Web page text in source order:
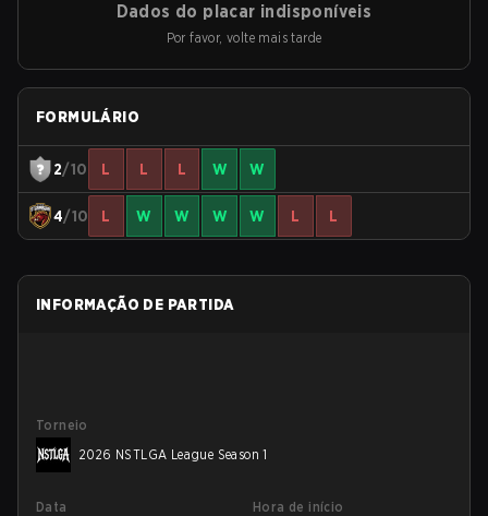
Dados do placar indisponíveis
Por favor, volte mais tarde
FORMULÁRIO
2/10 L L L W W
4/10 L W W W W L L
INFORMAÇÃO DE PARTIDA
Torneio
2026 NSTLGA League Season 1
Data
Hora de início